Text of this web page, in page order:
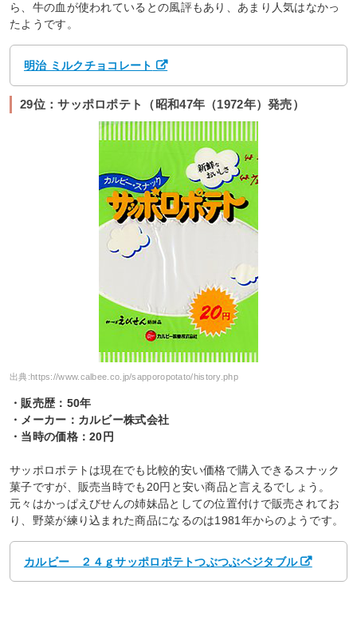
ら、牛の血が使われているとの風評もあり、あまり人気はなかっ
たようです。
明治 ミルクチョコレート
29位：サッポロポテト（昭和47年（1972年）発売）
出典:https://www.calbee.co.jp/sapporopotato/history.php
・販売歴：50年
・メーカー：カルビー株式会社
・当時の価格：20円
サッポロポテトは現在でも比較的安い価格で購入できるスナック
菓子ですが、販売当時でも20円と安い商品と言えるでしょう。
元々はかっぱえびせんの姉妹品としての位置付けで販売されてお
り、野菜が練り込まれた商品になるのは1981年からのようです。
カルビー ２４ｇサッポロポテトつぶつぶベジタブル